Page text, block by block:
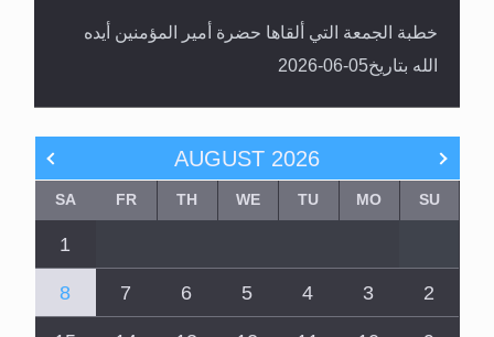
خطبة الجمعة التي ألقاها حضرة أمير المؤمنين أيده
الله بتاريخ05-06-2026
AUGUST 2026
SU
MO
TU
WE
TH
FR
SA
1
2
3
4
5
6
7
8